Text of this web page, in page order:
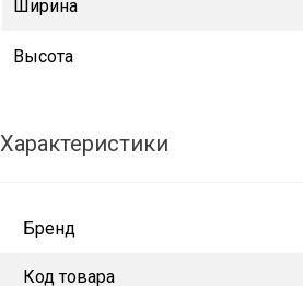
Ширина
Высота
Характеристики
Бренд
Код товара